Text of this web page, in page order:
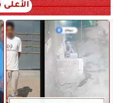
الأعلى